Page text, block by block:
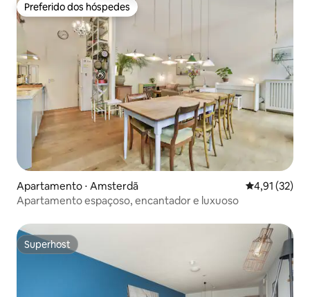
Preferido dos hóspedes
Preferido dos hóspedes
Apartamento ⋅ Amsterdã 4,91 de uma
4,91 (32)
Apartamento espaçoso, encantador e luxuoso
Superhost
Superhost